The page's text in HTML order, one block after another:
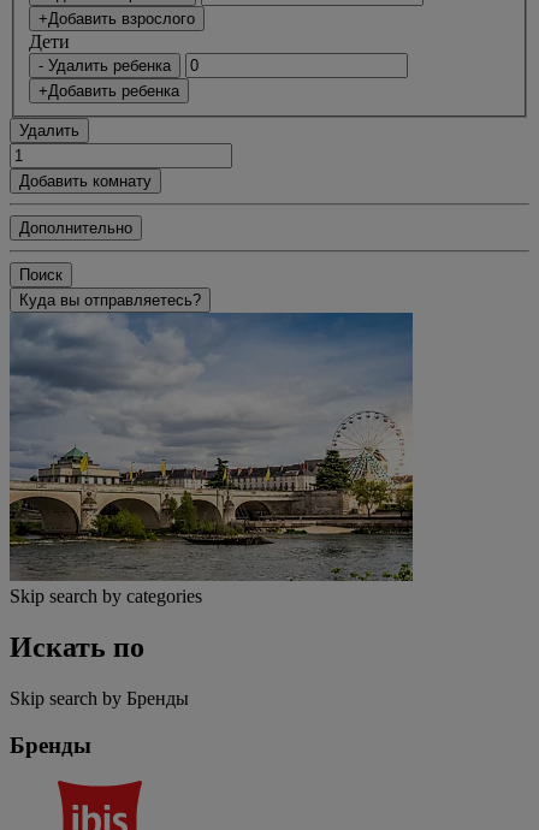
+Добавить взрослого
Дети
- Удалить ребенка
+Добавить ребенка
Удалить
Добавить комнату
Дополнительно
Поиск
Куда вы отправляетесь?
Skip search by categories
Искать по
Skip search by Бренды
Бренды